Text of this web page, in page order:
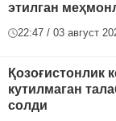
этилган
22:47 / 03 август
Қозоғистонлик
кутилмаган
солди